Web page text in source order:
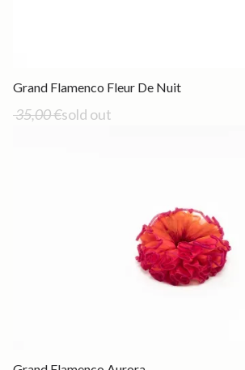
Out of stock
Grand Flamenco Fleur De Nuit
35,00 €sold out
Out of stock